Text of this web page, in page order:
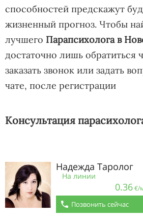
способностей предскажут
жизненный прогноз. Чтобы
лучшего Парапсихолога в
достаточно лишь обратиться
заказать звонок или задать
чате, после регистрации
Консультация